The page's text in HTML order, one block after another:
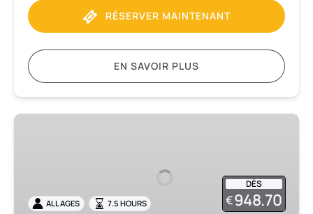
RÉSERVER MAINTENANT
EN SAVOIR PLUS
Excursion
amalfitaine
DÈS
€948.70
ALL AGES 7.5 HOURS